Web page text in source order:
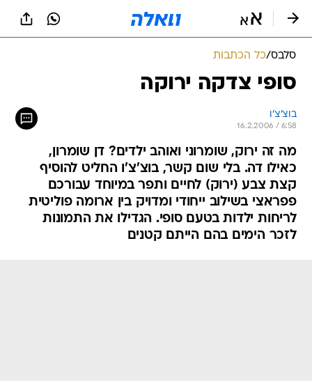
סלבס/כל הכתבות
סופי צדקה ירוקה
בוצ'צ'ו
16.2.2006 / 6:58
מה זה ירוק, שומרוני ואוהב ילדים? דן שומרון,
כאילו דה. בלי שום קשר, בוצ'צ'ו החליט להוסיף
קצת צבע (ירוק) לחיים ותפר במיוחד עבורכם
פפראצי בשילוב ייחודי ומדויק בין ארומה פוליטית
לריחות ילדות בטעם סופי. הגדילו את התמונות
לזכר הימים בהם הייתם קטנים